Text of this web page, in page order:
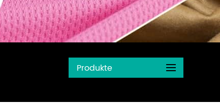
Produkte